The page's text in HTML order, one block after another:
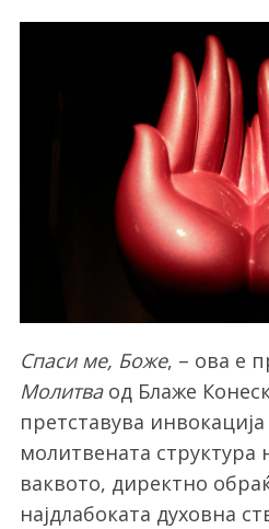
Спаси ме, Боже, – ова е
Молитваод Блаже
претставува
молитвената структура
ваквото, директно
најдлабоката духовна